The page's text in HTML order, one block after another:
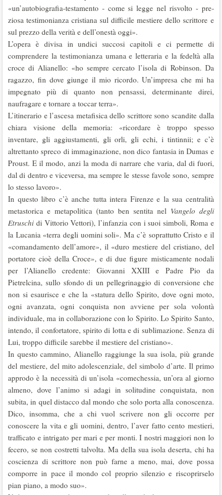
«un’autobiografia-testamento - come si legge nel risvolto - pre­
ziosa testimonianza cristiana sul difficile mestiere dello scrittore e
sul prez­zo della verità e dell’onestà oggi».
L’opera è divisa in undici succosi capitoli e ci permette di
comprendere la testimonianza umana e letteraria e la fedeltà alla
croce di Alianello: «ho sempre cercato l’isola di Robinson. Da
ragazzo, fin dove giunge il mio ricor­do. Un’impresa che mi ha
impegnato più di quanto non pensassi, determi­nante direi,
naufragare e tornare a toccar terra».
L’itinerario e l’ascesa metafisica dello scrittore sono scandite dalla
chia­ra visione della memoria: «ricordare è troppo spesso
inventare, gli aggiusta­menti, gli orli, gli echi, i tintinnii; e c’è
altrettanto spreco di immaginazione, non dico fantasia in Dumas e
Proust. E il modo, anzi la moda di narrare che varia, dal di fuori,
dal di dentro e viceversa, ma sempre le stesse favole sono, sempre
lo stesso lavoro».
In questo libro c’è anche tutta intera Firenze e la sua centralità
metasto­rica e metapolitica (tanto ben sentita nel Vangelo degli
Etruschi di Vittorio Vettori), l’infanzia con i suoi simboli, Roma e
la Lucania «terra degli uo­mini soli». Ma c’è soprattutto Cristo e il
«comandamento dell’amore», il «duro mestiere del cristiano, del
portatore cioè della Croce», e di due fi­gure misticamente nodali
per l’Alianello credente: Giovanni XXIII e Padre Pio da
Pietrelcina, sullo sfondo di un pellegrinaggio di conversione che
non si esaurisce e che la «statura dello Spirito, dove ogni moto,
ogni avanzata, ogni conquista non avviene per sola volontà
individuale, ma in collabora­zione con lo Spirito. Lo Spirito Santo,
intendo, il confortatore, spirito di lotta e di sublimazione. Senza di
Lui, troppo difficile sarebbe il mestiere del cristiano».
In questo cammino, Alianello raggiunge la sua isola, più grande
del me­stiere, del mito adolescenziale, del simbolo d’arte. Il primo
approdo è la ne­cessità di un’isola «comechessia, un’ora al giorno
almeno, dove l’animo si adagi in solitudine conquistata, non
subita, in quel distacco dal mondo che solo porta alla conoscenza.
Dico, insomma, che a chi vuol scrivere non gli occorre per
conoscere la vita e gli uomini, dentro, l’aver fatto cento mestieri,
trafficato e intrigato per mari e per monti. I nostri maggiori non lo
fecero, se non costretti talvolta. Ma della sua isola deserta, chi ha
coscienza di scrit­tore non può farne a meno, mai, dove possa
comporre in pace il mondo col proprio silenzio e riscoprirselo
pian piano, a modo suo».